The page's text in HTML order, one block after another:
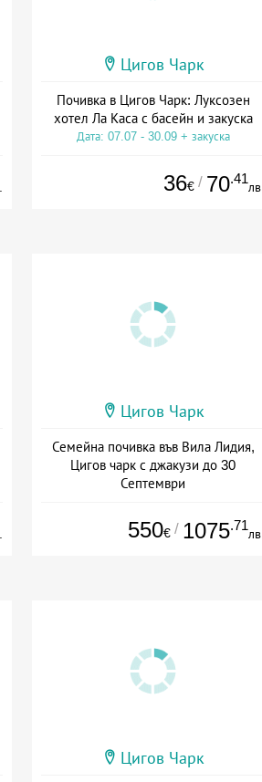
Цигов Чарк
Почивка в Цигов Чарк: Луксозен
хотел Ла Каса с басейн и закуска
Дата: 07.07 - 30.09 + закуска
36€ / 70.41
лв.
Цигов Чарк
Семейна почивка във Вила Лидия,
Цигов чарк с джакузи до 30
Септември
550€ / 1075.71
лв.
Цигов Чарк